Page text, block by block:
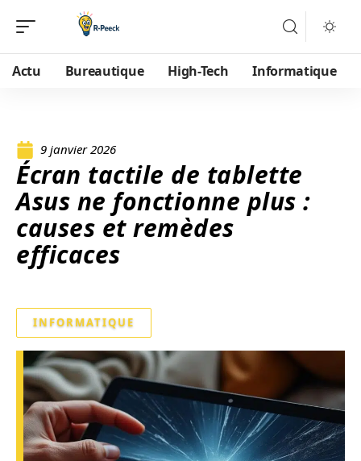
Actu Bureautique High-Tech Informatique
9 janvier 2026
Écran tactile de tablette
Asus ne fonctionne plus :
causes et remèdes
efficaces
INFORMATIQUE